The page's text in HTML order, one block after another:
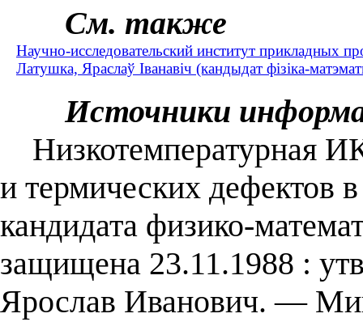
См. также
Научно-исследовательский институт прикладных
Латушка, Яраслаў Iванавiч (кандыдат фізіка-
Источники
Низкотемпературная
и термических дефектов
кандидата физико-
защищена 23.11.1988 :
Ярослав Иванович. —